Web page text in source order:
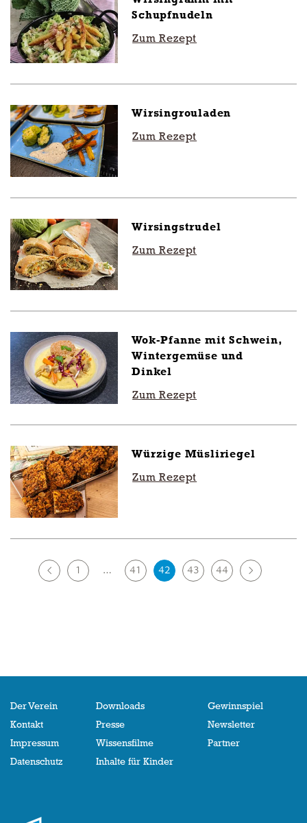
Schupfnudeln
Zum Rezept
Wirsingrouladen
Zum Rezept
Wirsingstrudel
Zum Rezept
Wok-Pfanne mit Schwein,
Wintergemüse und
Dinkel
Zum Rezept
Würzige Müsliriegel
Zum Rezept
Posts
1 … 41 42 43 44
Der Verein
Kontakt
Impressum
Datenschutz
Downloads
Presse
Wissensfilme
Inhalte für Kinder
Gewinnspiel
Newsletter
Partner